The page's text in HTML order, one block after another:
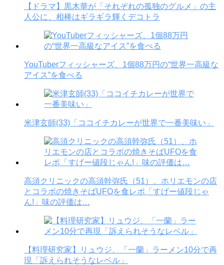
【ドラマ】黒木華が「それぞれの孤独のグルメ」の主
人公に、相棒はギラギラ輝くデコトラ
YouTuberフィッシャーズ、1個88万円の“世界一高級な
アイス”を食べる
米津玄師(33)「ココイチカレーが世界で一番美味い」
高須クリニックの高須幹弥氏（51）、ホリエモンの店
とコラボの焼きそばUFOを食レポ「すげー値段じゃ
ん!」味の評価は…
【料理研究家】リュウジ、「一蘭」ラーメン10分で再
現「訴えられそうなレベル」